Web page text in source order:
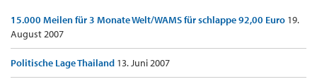
15.000 Meilen für 3 Monate Welt/WAMS für schlappe 92,00 Euro 19.
August 2007
Politische Lage Thailand 13. Juni 2007